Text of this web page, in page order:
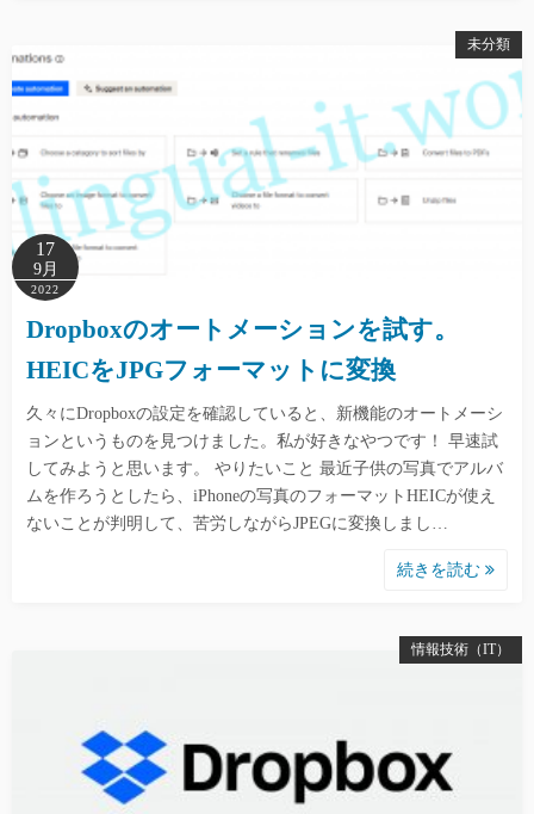
未分類
17
9月
2022
Dropboxのオートメーションを試す。
HEICをJPGフォーマットに変換
久々にDropboxの設定を確認していると、新機能のオートメーシ
ョンというものを見つけました。私が好きなやつです！ 早速試
してみようと思います。 やりたいこと 最近子供の写真でアルバ
ムを作ろうとしたら、iPhoneの写真のフォーマットHEICが使え
ないことが判明して、苦労しながらJPEGに変換しまし…
続きを読む
情報技術（IT）